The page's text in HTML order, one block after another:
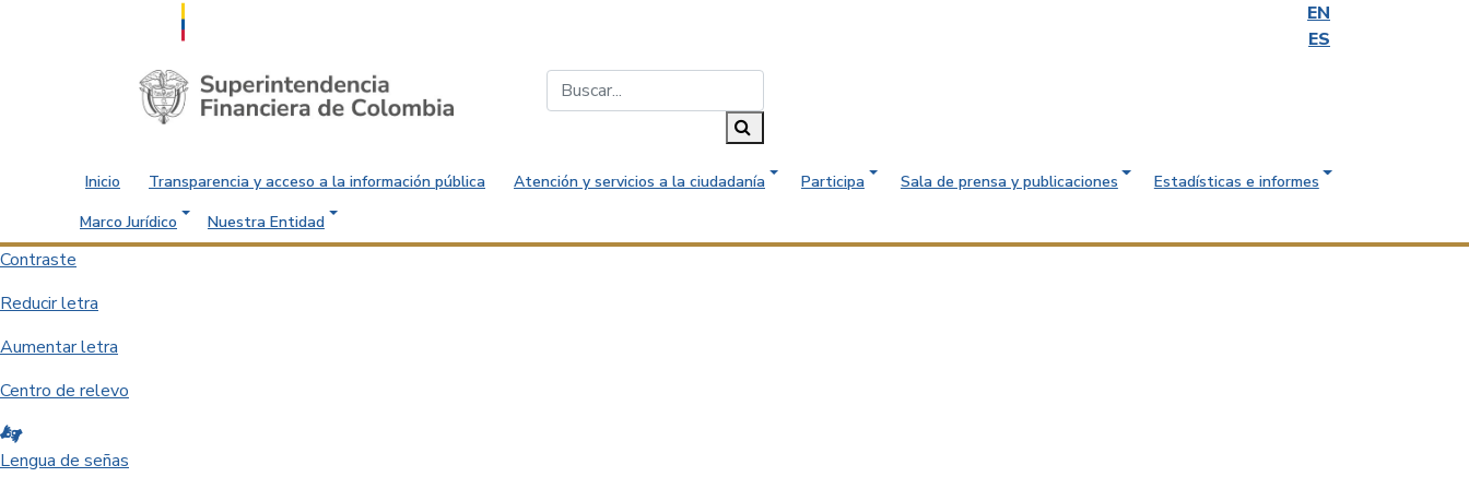
EN
ES
Saltar al contenido principal
Inicio Transparencia y acceso a la información pública Atención y servicios a la ciudadanía Participa Sala de prensa y publicaciones
Estadísticas e informes
Marco Jurídico
Nuestra Entidad
Contraste
Reducir letra
Aumentar letra
Centro de relevo
Lengua de señas